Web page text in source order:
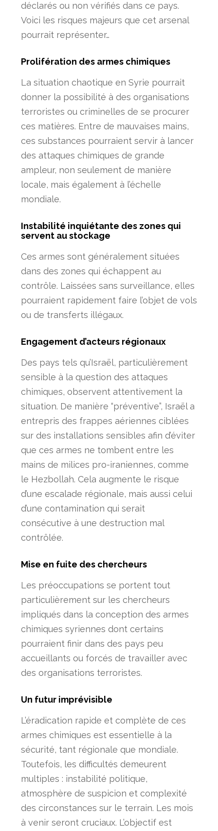
déclarés ou non vérifiés dans ce pays.
Voici les risques majeurs que cet arsenal
pourrait représenter…
Prolifération des armes chimiques
La situation chaotique en Syrie pourrait
donner la possibilité à des organisations
terroristes ou criminelles de se procurer
ces matières. Entre de mauvaises mains,
ces substances pourraient servir à lancer
des attaques chimiques de grande
ampleur, non seulement de manière
locale, mais également à l’échelle
mondiale.
Instabilité inquiétante des zones qui
servent au stockage
Ces armes sont généralement situées
dans des zones qui échappent au
contrôle. Laissées sans surveillance, elles
pourraient rapidement faire l’objet de vols
ou de transferts illégaux.
Engagement d’acteurs régionaux
Des pays tels qu’Israël, particulièrement
sensible à la question des attaques
chimiques, observent attentivement la
situation. De manière “préventive”, Israël a
entrepris des frappes aériennes ciblées
sur des installations sensibles afin d’éviter
que ces armes ne tombent entre les
mains de milices pro-iraniennes, comme
le Hezbollah. Cela augmente le risque
d’une escalade régionale, mais aussi celui
d’une contamination qui serait
consécutive à une destruction mal
contrôlée.
Mise en fuite des chercheurs
Les préoccupations se portent tout
particulièrement sur les chercheurs
impliqués dans la conception des armes
chimiques syriennes dont certains
pourraient finir dans des pays peu
accueillants ou forcés de travailler avec
des organisations terroristes.
Un futur imprévisible
L’éradication rapide et complète de ces
armes chimiques est essentielle à la
sécurité, tant régionale que mondiale.
Toutefois, les difficultés demeurent
multiples : instabilité politique,
atmosphère de suspicion et complexité
des circonstances sur le terrain. Les mois
à venir seront cruciaux. L’objectif est